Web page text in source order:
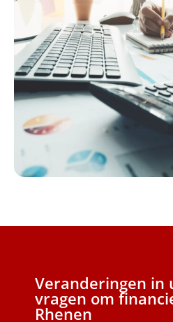
Veranderingen in
vragen om
Rhenen